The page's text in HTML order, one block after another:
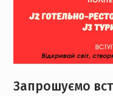
Запрошуємо